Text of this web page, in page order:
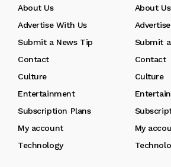
About Us
About Us
Advertise With Us
Submit a News Tip
Submit
Contact
Contact
Culture
Culture
Entertainment
Subscription Plans
My account
My
Technology